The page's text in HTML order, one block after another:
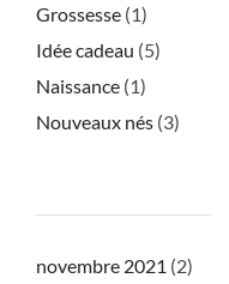
Grossesse (1)
Idée cadeau (5)
Naissance (1)
Nouveaux nés (3)
novembre 2021 (2)